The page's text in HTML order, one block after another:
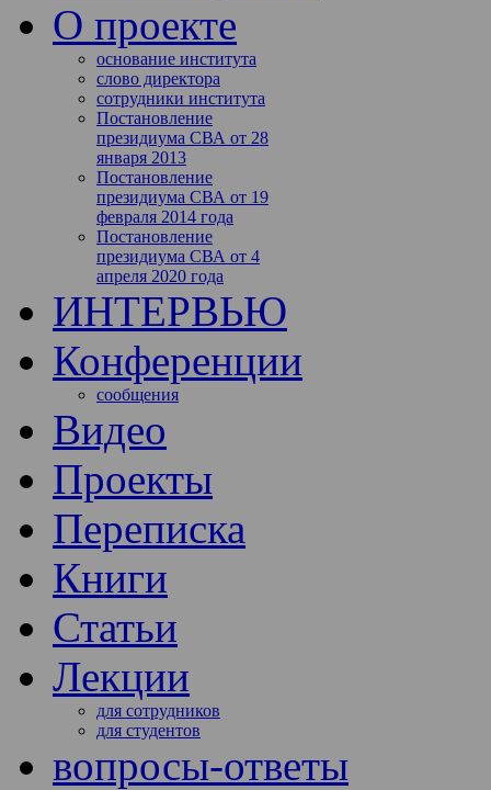
О проекте
основание института
слово директора
сотрудники института
Постановление
президиума СВА от 28
января 2013
Постановление
президиума СВА от 19
февраля 2014 года
Постановление
президиума СВА от 4
апреля 2020 года
ИНТЕРВЬЮ
Конференции
сообщения
Видео
Проекты
Переписка
Книги
Статьи
Лекции
для сотрудников
для студентов
вопросы-ответы